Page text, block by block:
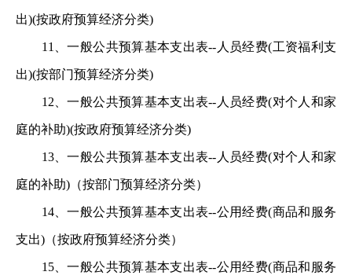
出)(按政府预算经济分类)
11、一般公共预算基本支出表--人员经费(工资福利支
出)(按部门预算经济分类)
12、一般公共预算基本支出表--人员经费(对个人和家
庭的补助)(按政府预算经济分类)
13、一般公共预算基本支出表--人员经费(对个人和家
庭的补助)（按部门预算经济分类）
14、一般公共预算基本支出表--公用经费(商品和服务
支出)（按政府预算经济分类）
15、一般公共预算基本支出表--公用经费(商品和服务